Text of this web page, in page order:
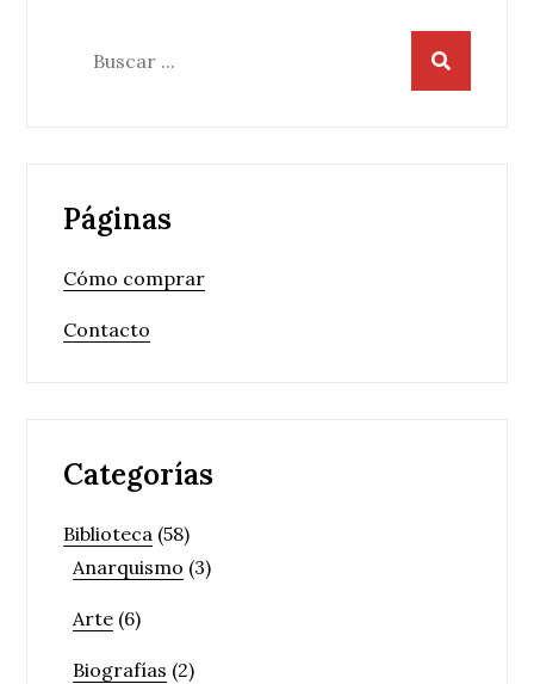
Páginas
Cómo comprar
Contacto
Categorías
Biblioteca (58)
Anarquismo (3)
Arte (6)
Biografías (2)